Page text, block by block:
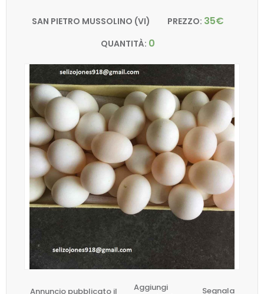
SAN PIETRO MUSSOLINO (VI) PREZZO: 35€
QUANTITÀ: 0
Annuncio pubblicato il
Aggiungi
Segnala